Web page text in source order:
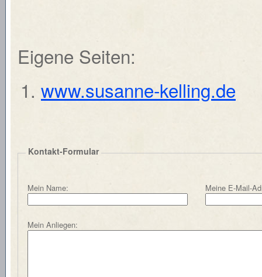
Eigene Seiten:
www.susanne-kelling.de
Kontakt-Formular
Mein Name: Meine E-Mail-
Mein Anliegen: